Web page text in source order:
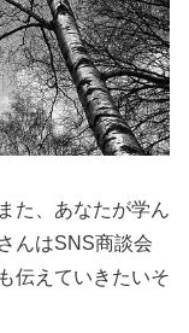
た、あなたが学ん
んはSNS商談会
伝えていきたいそ